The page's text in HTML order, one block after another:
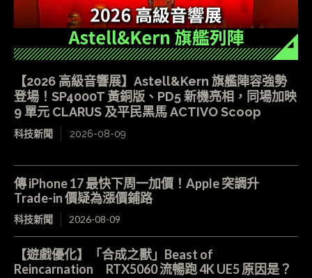
【2026 高級音響展】Astell&Kern 旗艦陣容強勢
登場！SP4000T 黃銅版、PD5 新機亮相，同場加映
9 單元 CLARUS 及平民黑馬 ACTIVO Scoop
科技新聞 2026-08-09
傳 iPhone 17 最快下周一加價！Apple 突調升
Trade-in 價疑為漲價鋪路
科技新聞 2026-08-09
【遊戲優化】「合成之獸」Beast of
Reincarnation RTX5060 流暢跑 4K UE5 原因是？